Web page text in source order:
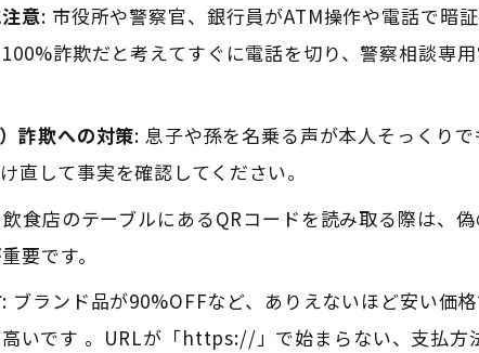
意: 市役所や警察官、銀行員がATM操作や電話で暗
詐欺だと考えてすぐに電話を切り、警察相談専
詐欺への対策: 息子や孫を名乗る声が本人そっくり
直して事実を確認してください。
食店のテーブルにあるQRコードを読み取る際は、
要です。
: ブランド品が90%OFFなど、ありえないほど安い価
いです 。URLが「https://」で始まらない、支払方